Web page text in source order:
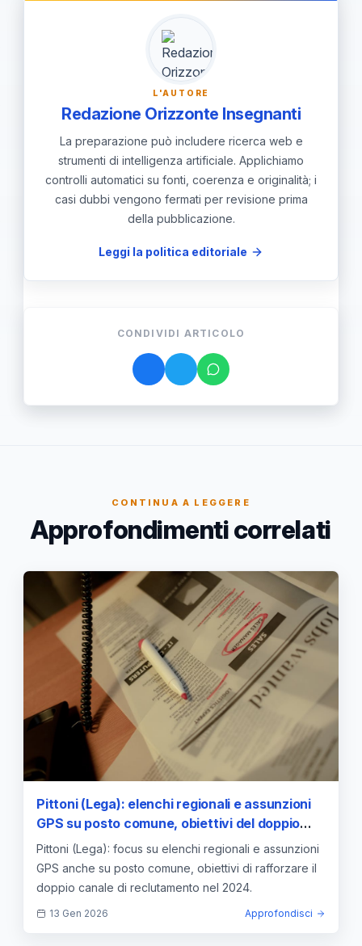
Provveditorato per bandi e nomine, e
monitorare costi e risultati per guidare
la stabilizzazione.
L'AUTORE
Redazione Orizzonte Insegnanti
La preparazione può includere ricerca web e
strumenti di intelligenza artificiale. Applichiamo
controlli automatici su fonti, coerenza e originalità; i
casi dubbi vengono fermati per revisione prima
della pubblicazione.
Leggi la politica editoriale
CONDIVIDI ARTICOLO
CONTINUA A LEGGERE
Approfondimenti correlati
Pittoni (Lega): elenchi regionali e assunzioni
GPS su posto comune, obiettivi del doppio
canale di reclutamento
Pittoni (Lega): focus su elenchi regionali e assunzioni
GPS anche su posto comune, obiettivi di rafforzare il
doppio canale di reclutamento nel 2024.
13 Gen 2026 Approfondisci